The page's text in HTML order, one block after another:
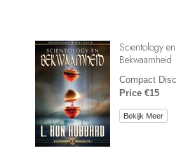
Scientology en
Bekwaamheid
Compact Disc
Price €15
Bekijk Meer